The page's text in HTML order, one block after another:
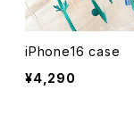
iPhone16 case
¥4,290